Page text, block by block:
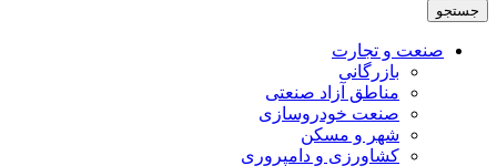
جستجو
صنعت و تجارت
بازرگانی
مناطق آزاد صنعتی
صنعت خودروسازی
شهر و مسکن
کشاورزی و دامپروری